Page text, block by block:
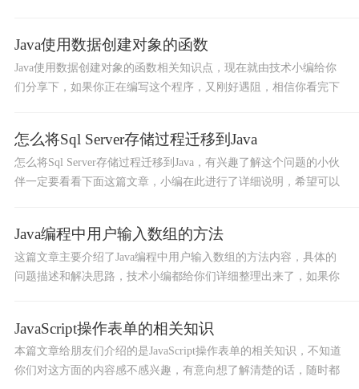
Java使用数据创建对象的函数
Java使用数据创建对象的函数相关知识点，现在就由技术小编给你
们分享下，如果你正在编写这个程序，又刚好遇阻，相信你看完下
怎么将Sql Server存储过程迁移到Java
怎么将Sql Server存储过程迁移到Java，有兴趣了解这个问题的小伙
伴一定要看看下面这篇文章，小编在此进行了详细说明，希望可以
Java编程中用户输入数组的方法
这篇文章主要介绍了Java编程中用户输入数组的方法内容，具体的
问题描述和解决思路，技术小编都给你们详细整理出来了，如果你
JavaScript操作表单的相关知识
本篇文章给朋友们介绍的是JavaScript操作表单的相关知识，不知道
你们对这方面的内容感不感兴趣，有意向想了解清楚的话，随时都